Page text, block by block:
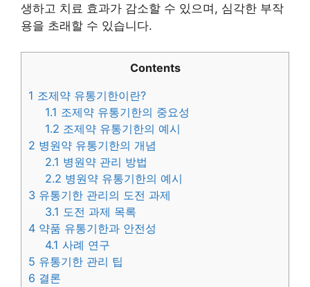
생하고 치료 효과가 감소할 수 있으며, 심각한 부작
용을 초래할 수 있습니다.
Contents
1 조제약 유통기한이란?
1.1 조제약 유통기한의 중요성
1.2 조제약 유통기한의 예시
2 병원약 유통기한의 개념
2.1 병원약 관리 방법
2.2 병원약 유통기한의 예시
3 유통기한 관리의 도전 과제
3.1 도전 과제 목록
4 약품 유통기한과 안전성
4.1 사례 연구
5 유통기한 관리 팁
6 결론